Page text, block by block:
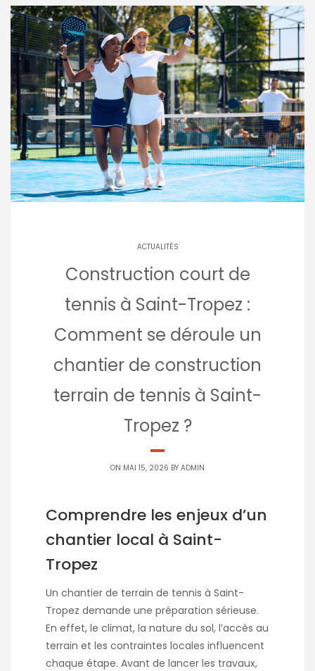
ACTUALITÉS
Construction court de
tennis à Saint-Tropez :
Comment se déroule un
chantier de construction
terrain de tennis à Saint-
Tropez ?
ON MAI 15, 2026 BY ADMIN
Comprendre les enjeux d’un
chantier local à Saint-
Tropez
Un chantier de terrain de tennis à Saint-
Tropez demande une préparation sérieuse.
En effet, le climat, la nature du sol, l’accès au
terrain et les contraintes locales influencent
chaque étape. Avant de lancer les travaux,